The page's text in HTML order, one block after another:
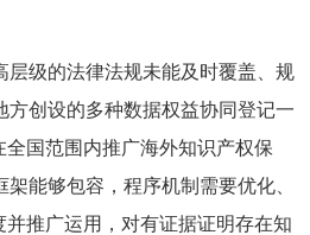
层级的法律法规未能及时覆盖、规
方创设的多种数据权益协同登记一
国范围内推广海外知识产权保
能够包容，程序机制需要优化、
推广运用，对有证据证明存在知